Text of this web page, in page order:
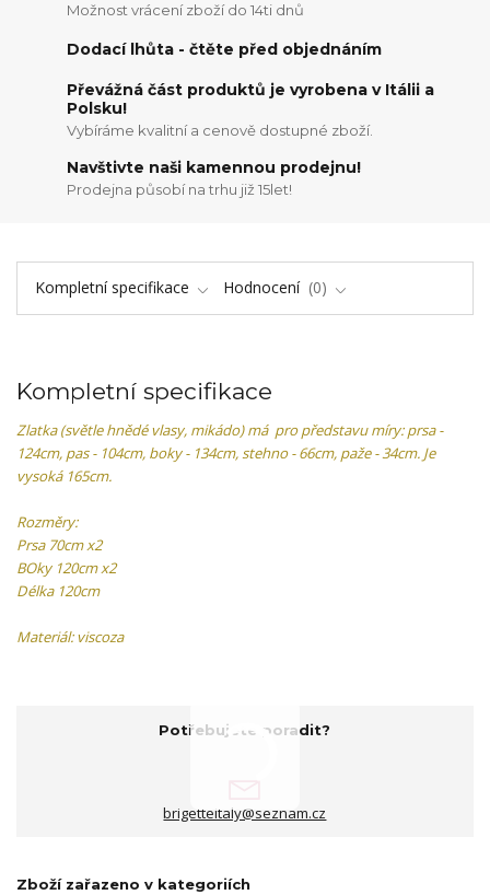
Možnost vrácení zboží do 14ti dnů
Dodací lhůta - čtěte před objednáním
Převážná část produktů je vyrobena v Itálii a
Polsku!
Vybíráme kvalitní a cenově dostupné zboží.
Navštivte naši kamennou prodejnu!
Prodejna působí na trhu již 15let!
Kompletní specifikace Hodnocení 0
Kompletní specifikace
Zlatka (světle hnědé vlasy, mikádo) má pro představu míry: prsa -
124cm, pas - 104cm, boky - 134cm, stehno - 66cm, paže - 34cm. Je
vysoká 165cm.
Rozměry:
Prsa 70cm x2
BOky 120cm x2
Délka 120cm
Materiál: viscoza
Potřebujete poradit?
brigetteitaly@seznam.cz
Zboží zařazeno v kategoriích